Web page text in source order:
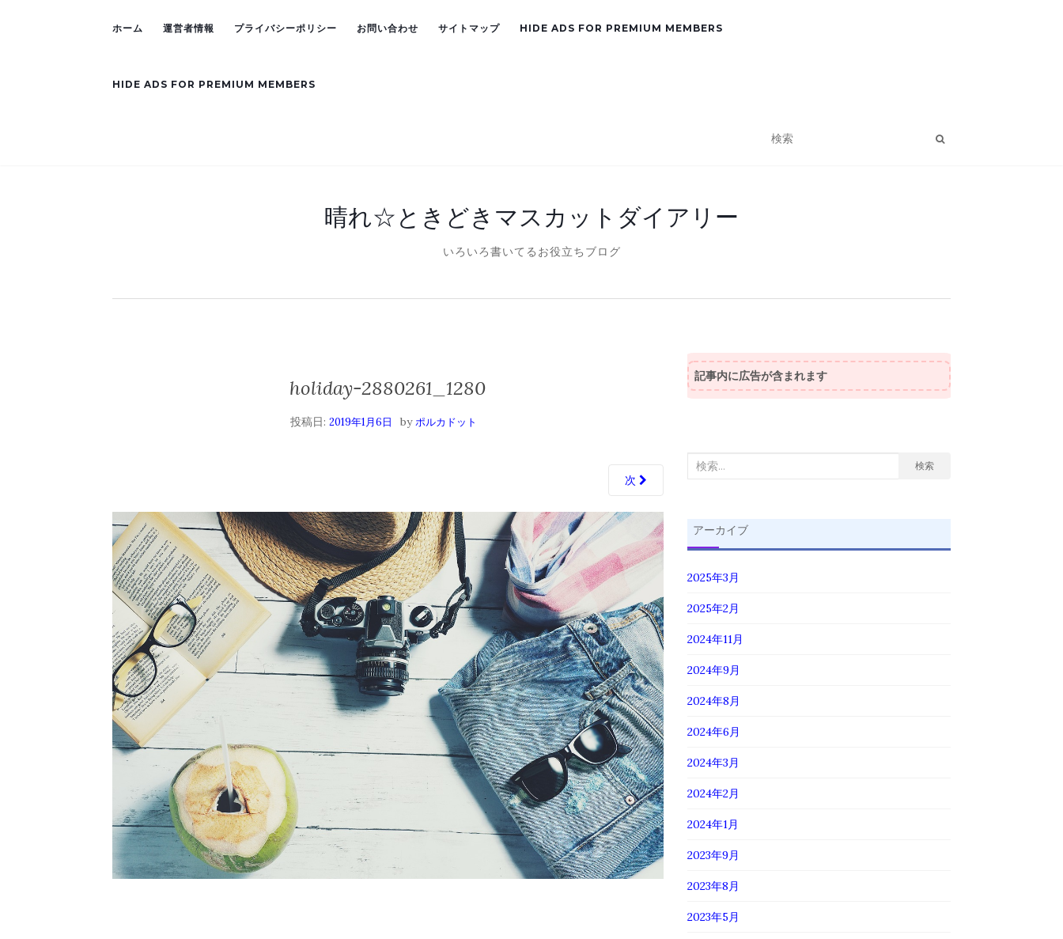
ホーム 運営者情報 プライバシーポリシー お問い合わせ サイトマップ HIDE ADS FOR PREMIUM MEMBERS
HIDE ADS FOR PREMIUM MEMBERS
晴れ☆ときどきマスカットダイアリー
いろいろ書いてるお役立ちブログ
holiday-2880261_1280
投稿日:2019年1月6日 byポルカドット
次
記事内に広告が含まれます
検
象:
検索
アーカイブ
2025年3月
2025年2月
2024年11月
2024年9月
2024年8月
2024年6月
2024年3月
2024年2月
2024年1月
2023年9月
2023年8月
2023年5月